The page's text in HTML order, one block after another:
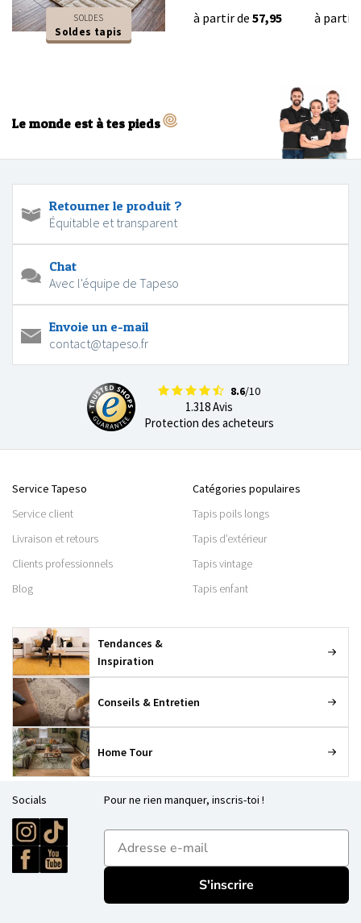
SOLDES
Soldes tapis
à partir de 57,95 à partir
Le monde est à tes pieds
Retourner le produit ?
Équitable et transparent
Chat
Avec l'équipe de Tapeso
Envoie un e-mail
contact@tapeso.fr
8.6/10
1.318 Avis
Protection des acheteurs
Service Tapeso
Service client
Livraison et retours
Clients professionnels
Blog
Catégories populaires
Tapis poils longs
Tapis d’extérieur
Tapis vintage
Tapis enfant
Tendances &
Inspiration
Conseils & Entretien
Home Tour
Socials Pour ne rien manquer, inscris-toi !
E-mailadres
S'inscrire